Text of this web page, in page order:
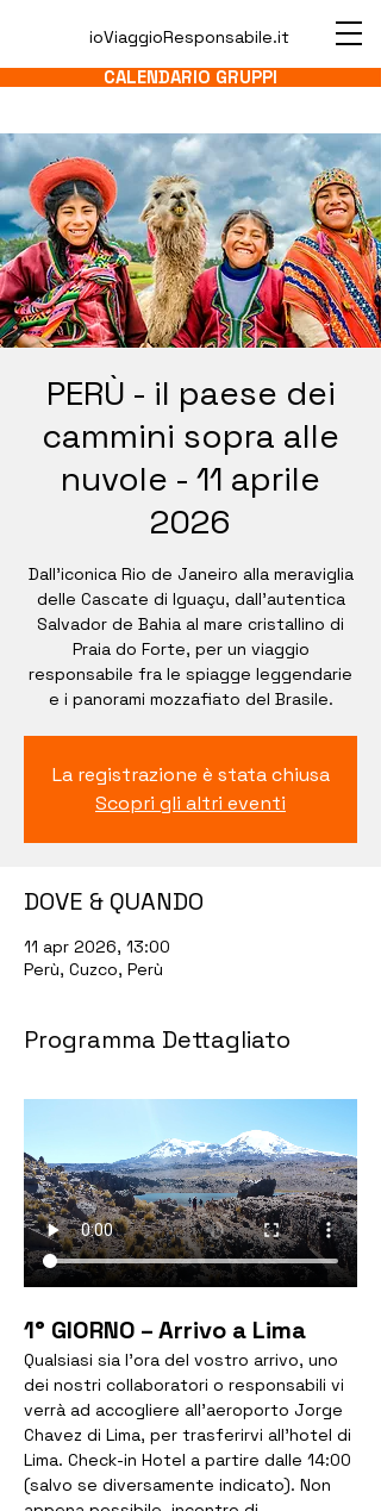
ioViaggioResponsabile.it
CALENDARIO GRUPPI
PERÙ - il paese dei
cammini sopra alle
nuvole - 11 aprile
2026
Dall'iconica Rio de Janeiro alla meraviglia
delle Cascate di Iguaçu, dall'autentica
Salvador de Bahia al mare cristallino di
Praia do Forte, per un viaggio
responsabile fra le spiagge leggendarie
e i panorami mozzafiato del Brasile.
La registrazione è stata chiusa
Scopri gli altri eventi
DOVE & QUANDO
11 apr 2026, 13:00
Perù, Cuzco, Perù
Programma Dettagliato
1° GIORNO – Arrivo a Lima
Qualsiasi sia l’ora del vostro arrivo, uno
dei nostri collaboratori o responsabili vi
verrà ad accogliere all’aeroporto Jorge
Chavez di Lima, per trasferirvi all’hotel di
Lima. Check-in Hotel a partire dalle 14:00
(salvo se diversamente indicato). Non